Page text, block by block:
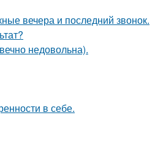
вечера и последний звонок.
недовольна).
в себе.